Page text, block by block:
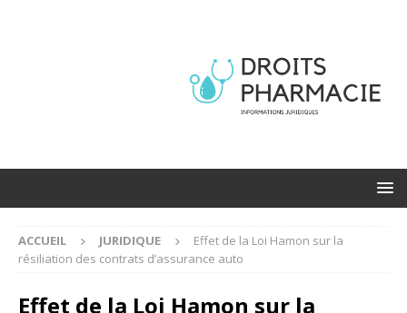
ACCUEIL JURIDIQUE
Effet de la Loi Hamon sur la
résiliation des contrats d’assurance auto
Effet de la Loi Hamon sur la